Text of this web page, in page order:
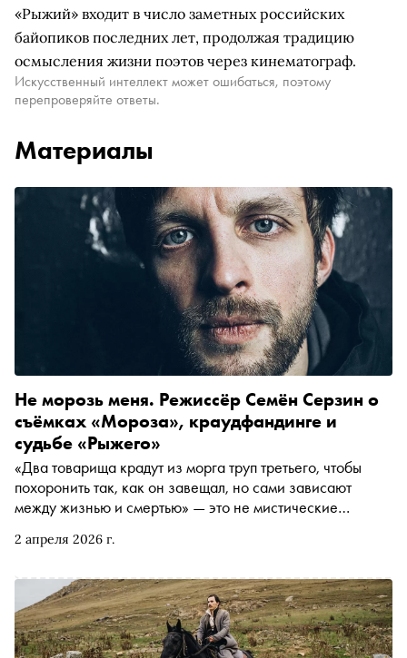
«Рыжий» входит в число заметных российских
байопиков последних лет, продолжая традицию
осмысления жизни поэтов через кинематограф.
Искусственный интеллект может ошибаться, поэтому
перепроверяйте ответы.
Материалы
2 апреля 2026 г.
Не морозь меня. Режиссёр Семён Серзин о
съёмках «Мороза», краудфандинге и
судьбе «Рыжего»
«Два товарища крадут из морга труп третьего, чтобы
похоронить так, как он завещал, но сами зависают
между жизнью и смертью» — это не мистические
Семёна Серзина «Мороз». К24 выпустят картину в
ведёт сбор средств на постпродакшн . Автор «Сноба»
Егор Спесивцев поговорил с режиссёром о съёмках
фильма за три недели, сломанной на «скауте» руке и
«адской» первой смене